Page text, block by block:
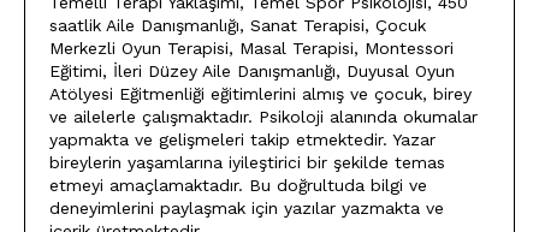
saatlik Aile Danışmanlığı, Sanat Terapisi, Çocuk
Merkezli Oyun Terapisi, Masal Terapisi, Montessori
Eğitimi, İleri Düzey Aile Danışmanlığı, Duyusal Oyun
Atölyesi Eğitmenliği eğitimlerini almış ve çocuk, birey
ve ailelerle çalışmaktadır. Psikoloji alanında okumalar
yapmakta ve gelişmeleri takip etmektedir. Yazar
bireylerin yaşamlarına iyileştirici bir şekilde temas
etmeyi amaçlamaktadır. Bu doğrultuda bilgi ve
deneyimlerini paylaşmak için yazılar yazmakta ve